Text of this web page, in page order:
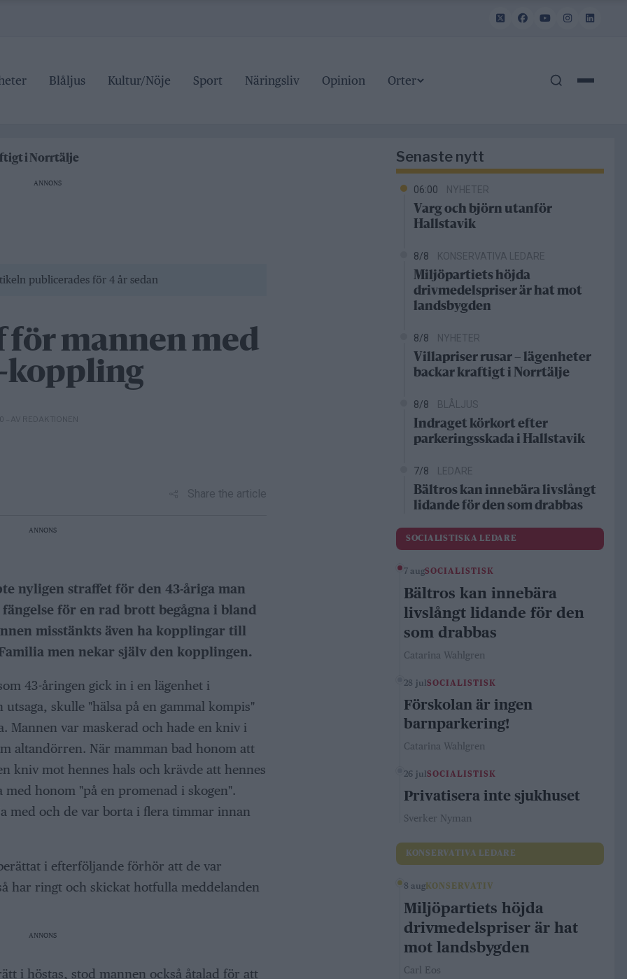
Blåljus Kultur/Nöje Sport Näringsliv Opinion Orter
som drabbas
i Norrtälje
Hallstavik
ANNONS
publicerades för 4 år sedan
för mannen med
koppling
– AV REDAKTIONEN
Share the article
ANNONS
nyligen straffet för den 43-åriga man
för en rad brott begågna i bland
misstänkts även ha kopplingar till
men nekar själv den kopplingen.
43-åringen gick in i en lägenhet i
skulle "hälsa på en gammal kompis"
Mannen var maskerad och hade en kniv i
altandörren. När mamman bad honom att
kniv mot hennes hals och krävde att hennes
med honom "på en promenad i skogen".
med och de var borta i flera timmar innan
i efterföljande förhör att de var
har ringt och skickat hotfulla meddelanden
ANNONS
i höstas, stod mannen också åtalad för att
Senaste nytt
06:00 NYHETER
Varg och björn utanför
Hallstavik
8/8 KONSERVATIVA LEDARE
Miljöpartiets höjda
drivmedelspriser är hat mot
landsbygden
8/8 NYHETER
Villapriser rusar – lägenheter
backar kraftigt i Norrtälje
8/8 BLÅLJUS
Indraget körkort efter
parkeringsskada i Hallstavik
7/8 LEDARE
Bältros kan innebära livslångt
lidande för den som drabbas
SOCIALISTISKA LEDARE
7 augSOCIALISTISK
Bältros kan innebära
livslångt lidande för den
som drabbas
Catarina Wahlgren
28 julSOCIALISTISK
Förskolan är ingen
barnparkering!
Catarina Wahlgren
26 julSOCIALISTISK
Privatisera inte sjukhuset
Sverker Nyman
KONSERVATIVA LEDARE
8 aug KONSERVATIV
Miljöpartiets höjda
drivmedelspriser är hat
mot landsbygden
Carl Eos